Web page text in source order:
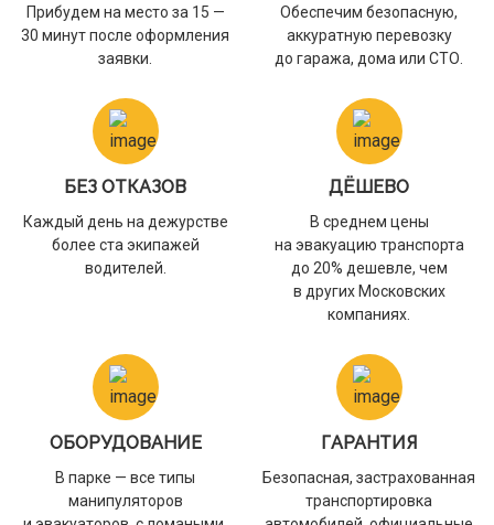
Прибудем на место за 15 —
30 минут после оформления
заявки.
Обеспечим безопасную,
аккуратную перевозку
до гаража, дома или СТО.
БЕЗ ОТКАЗОВ
Каждый день на дежурстве
более ста экипажей
водителей.
ДЁШЕВО
В среднем цены
на эвакуацию транспорта
до 20% дешевле, чем
в других Московских
компаниях.
ОБОРУДОВАНИЕ
В парке — все типы
манипуляторов
ГАРАНТИЯ
Безопасная, застрахованная
транспортировка